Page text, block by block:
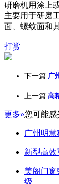
研磨机用涂上
主要用于研磨
面、螺纹面和
打赏
下一篇:广
上一篇:高
更多»您可能感
广州明
新型高
美阁门
级